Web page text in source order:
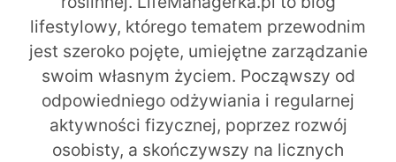
lifestylowy, którego tematem przewodnim
jest szeroko pojęte, umiejętne zarządzanie
swoim własnym życiem. Począwszy od
odpowiedniego odżywiania i regularnej
aktywności fizycznej, poprzez rozwój
osobisty, a skończywszy na licznych